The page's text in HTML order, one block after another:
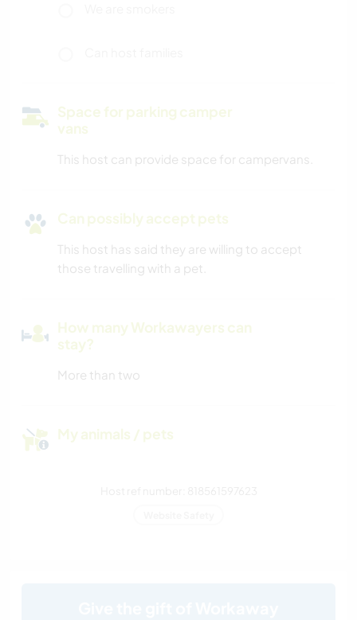
Space for parking camper
vans
This host can provide space for campervans.
Can possibly accept pets
This host has said they are willing to accept
those travelling with a pet.
How many Workawayers can
stay?
More than two
My animals / pets